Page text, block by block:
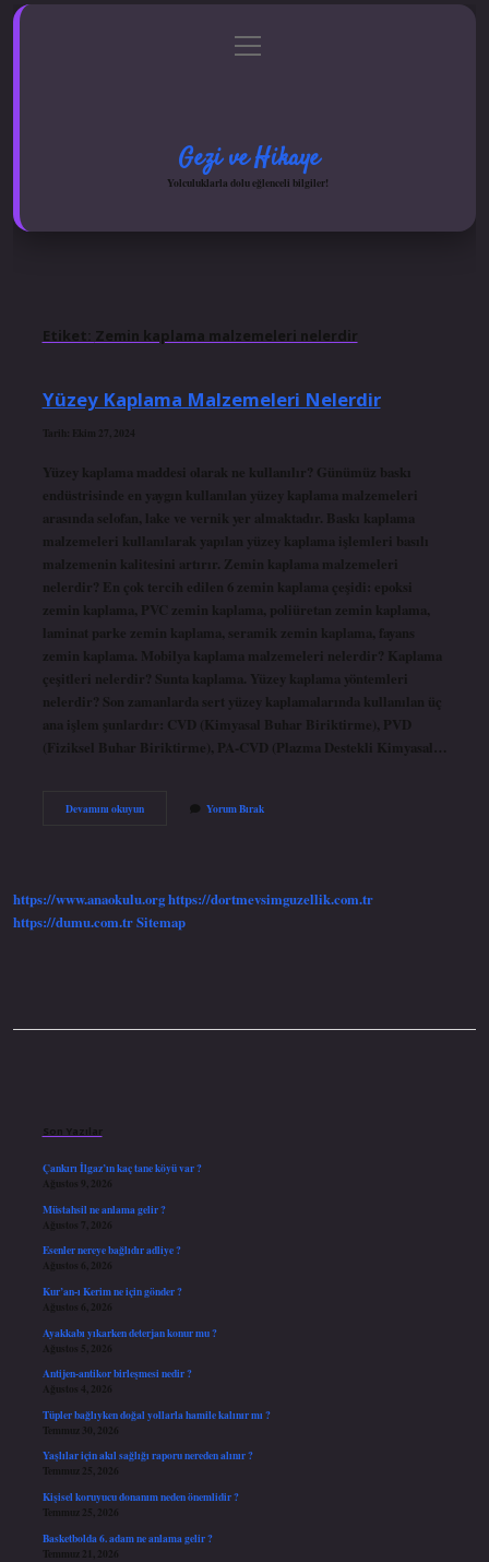
Gizlilik Politikası
menüyü
aç
Gezi ve Hikaye
Yolculuklarla dolu eğlenceli bilgiler!
Etiket: Zemin kaplama malzemeleri nelerdir
Yüzey Kaplama Malzemeleri Nelerdir
Tarih: Ekim 27, 2024
Yüzey kaplama maddesi olarak ne kullanılır? Günümüz baskı
endüstrisinde en yaygın kullanılan yüzey kaplama malzemeleri
arasında selofan, lake ve vernik yer almaktadır. Baskı kaplama
malzemeleri kullanılarak yapılan yüzey kaplama işlemleri basılı
malzemenin kalitesini artırır. Zemin kaplama malzemeleri
nelerdir? En çok tercih edilen 6 zemin kaplama çeşidi: epoksi
zemin kaplama, PVC zemin kaplama, poliüretan zemin kaplama,
laminat parke zemin kaplama, seramik zemin kaplama, fayans
zemin kaplama. Mobilya kaplama malzemeleri nelerdir? Kaplama
çeşitleri nelerdir? Sunta kaplama. Yüzey kaplama yöntemleri
nelerdir? Son zamanlarda sert yüzey kaplamalarında kullanılan üç
ana işlem şunlardır: CVD (Kimyasal Buhar Biriktirme), PVD
(Fiziksel Buhar Biriktirme), PA-CVD (Plazma Destekli Kimyasal…
Devamını okuyunYüzey
Yorum Bırak
https://www.anaokulu.orghttps://dortmevsimguzellik.com.tr
https://dumu.com.trSitemap
Son Yazılar
Çankırı İlgaz’ın kaç tane köyü var ?
Ağustos 9, 2026
Müstahsil ne anlama gelir ?
Ağustos 7, 2026
Esenler nereye bağlıdır adliye ?
Ağustos 6, 2026
Kur’an-ı Kerim ne için gönder ?
Ağustos 6, 2026
Ayakkabı yıkarken deterjan konur mu ?
Ağustos 5, 2026
Antijen-antikor birleşmesi nedir ?
Ağustos 4, 2026
Tüpler bağlıyken doğal yollarla hamile kalınır mı ?
Temmuz 30, 2026
Yaşlılar için akıl sağlığı raporu nereden alınır ?
Temmuz 25, 2026
Kişisel koruyucu donanım neden önemlidir ?
Temmuz 25, 2026
Basketbolda 6. adam ne anlama gelir ?
Temmuz 21, 2026